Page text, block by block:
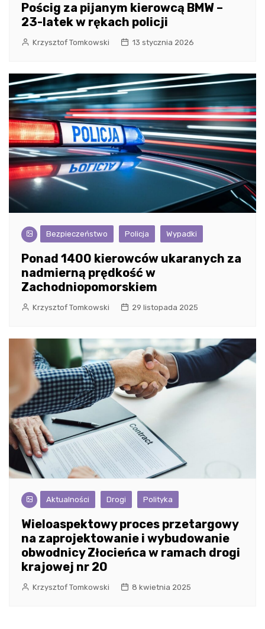
Pościg za pijanym kierowcą BMW –
23-latek w rękach policji
Krzysztof Tomkowski 13 stycznia 2026
Bezpieczeństwo Policja Wypadki
Ponad 1400 kierowców ukaranych za
nadmierną prędkość w
Zachodniopomorskiem
Krzysztof Tomkowski 29 listopada 2025
Aktualności Drogi Polityka
Wieloaspektowy proces przetargowy
na zaprojektowanie i wybudowanie
obwodnicy Złocieńca w ramach drogi
krajowej nr 20
Krzysztof Tomkowski 8 kwietnia 2025